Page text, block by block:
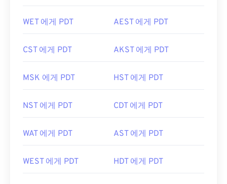
WET 에게 PDT AEST 에게 PDT
CST 에게 PDT AKST 에게 PDT
MSK 에게 PDT HST 에게 PDT
NST 에게 PDT CDT 에게 PDT
WAT 에게 PDT AST 에게 PDT
WEST 에게 PDT HDT 에게 PDT